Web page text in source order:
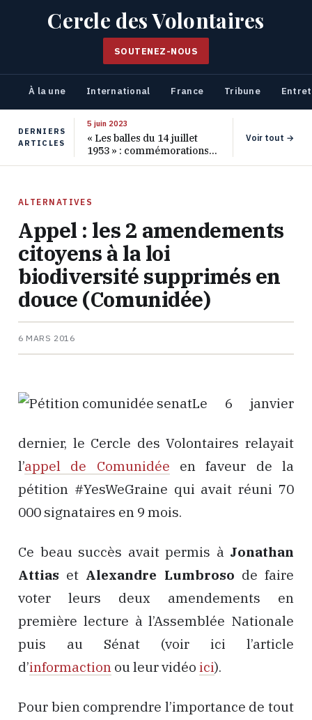
Cercle des Volontaires
SOUTENEZ-NOUS
À la une International France Tribune
DERNIERS
ARTICLES
5 juin 2023
« Les balles du 14 juillet
1953 » : commémorations
pour les 70 ans de ce
Voir tout →
ALTERNATIVES
Appel : les 2 amendements
citoyens à la loi
biodiversité supprimés en
douce (Comunidée)
6 MARS 2016
Le 6 janvier
dernier, le Cercle des Volontaires relayait
l’appel de Comunidée en faveur de la
pétition #YesWeGraine qui avait réuni 70
000 signataires en 9 mois.
Ce beau succès avait permis à Jonathan
Attias et Alexandre Lumbroso de faire
voter leurs deux amendements en
première lecture à l’Assemblée Nationale
puis au Sénat (voir ici l’article
d’informaction ou leur vidéo ici).
Pour bien comprendre l’importance de tout